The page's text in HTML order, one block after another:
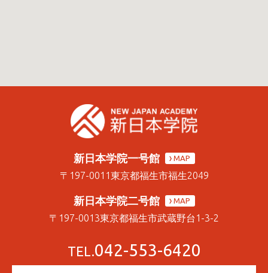
新日本学院一号館 MAP
〒197-0011東京都福生市福生2049
新日本学院二号館 MAP
〒197-0013東京都福生市武蔵野台1-3-2
TEL.042-553-6420